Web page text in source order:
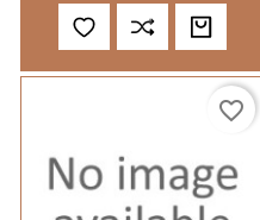
favorite_border